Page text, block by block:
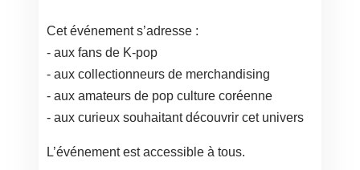
Cet événement s’adresse :
- aux fans de K-pop
- aux collectionneurs de merchandising
- aux amateurs de pop culture coréenne
- aux curieux souhaitant découvrir cet univers
L’événement est accessible à tous.